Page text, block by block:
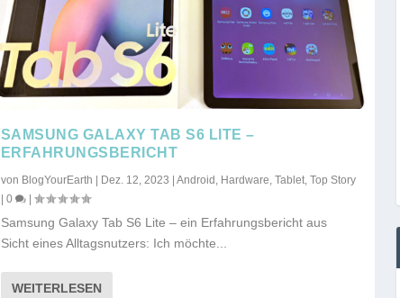
SAMSUNG GALAXY TAB S6 LITE –
ERFAHRUNGSBERICHT
von BlogYourEarth Dez. 12, 2023 Android , Hardware, Tablet, Top Story
0 |
Samsung Galaxy Tab S6 Lite – ein Erfahrungsbericht aus
Sicht eines Alltagsnutzers: Ich möchte...
WEITERLESEN